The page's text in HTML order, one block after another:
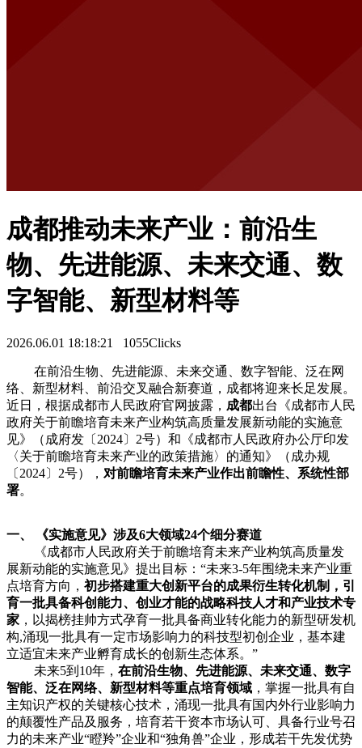
成都推动未来产业：前沿生
物、先进能源、未来交通、数
字智能、新型材料等
2026.06.01 18:18:21 1055Clicks
在前沿生物、先进能源、未来交通、数字智能、泛在网
络、新型材料、前沿交叉融合新赛道，成都将迎来长足发展。
近日，根据成都市人民政府官网披露， 成都出台《成都市人民
政府关于前瞻培育未来产业构筑高质量发展新动能的实施意
见》（成府发〔2024〕2号）和《成都市人民政府办公厅印发
〈关于前瞻培育未来产业的政策措施〉的通知》（成办规
〔2024〕2号）， 对前瞻培育未来产业作出前瞻性、系统性部
署。
一、
《实施意见》涉及6大领域24个细分赛道
《成都市人民政府关于前瞻培育未来产业构筑高质量发
展新动能的实施意见》提出目标：“未来3-5年围绕未来产业重
点培育方向， 初步搭建重大创新平台的成果衍生转化机制，引
育一批具备科创能力、创业才能的战略科技人才和产业技术专
家 ，以揭榜挂帅方式孕育一批具备商业转化能力的新型研发机
构,涌现一批具有一定市场影响力的科技型初创企业，基本建
立适宜未来产业孵育成长的创新生态体系。”
未来5到10年，在前沿生物、先进能源、未来交通、数字
智能、泛在网络、新型材料等重点培育领域 ，掌握一批具有自
主知识产权的关键核心技术，涌现一批具有国内外行业影响力
的颠覆性产品及服务，培育若干资本市场认可、具备行业号召
力的未来产业“瞪羚”企业和“独角兽”企业，形成若干先发优势